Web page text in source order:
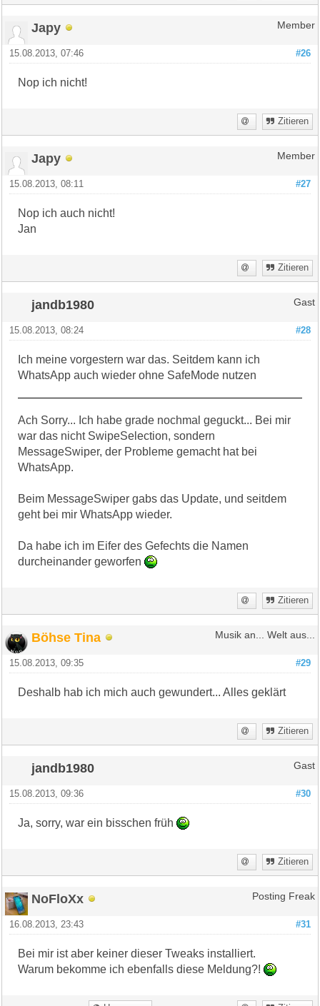
Japy Member
#26
15.08.2013, 07:46
Nop ich nicht!
Zitieren
Japy Member
#27
15.08.2013, 08:11
Nop ich auch nicht!
Jan
Zitieren
jandb1980 Gast
#28
15.08.2013, 08:24
Ich meine vorgestern war das. Seitdem kann ich
WhatsApp auch wieder ohne SafeMode nutzen
Ach Sorry... Ich habe grade nochmal geguckt... Bei mir
war das nicht SwipeSelection, sondern
MessageSwiper, der Probleme gemacht hat bei
WhatsApp.
Beim MessageSwiper gabs das Update, und seitdem
geht bei mir WhatsApp wieder.
Da habe ich im Eifer des Gefechts die Namen
durcheinander geworfen
Zitieren
Böhse Tina Musik an... Welt aus...
#29
15.08.2013, 09:35
Deshalb hab ich mich auch gewundert... Alles geklärt
Zitieren
jandb1980 Gast
#30
15.08.2013, 09:36
Ja, sorry, war ein bisschen früh
Zitieren
NoFloXx Posting Freak
#31
16.08.2013, 23:43
Bei mir ist aber keiner dieser Tweaks installiert.
Warum bekomme ich ebenfalls diese Meldung?!